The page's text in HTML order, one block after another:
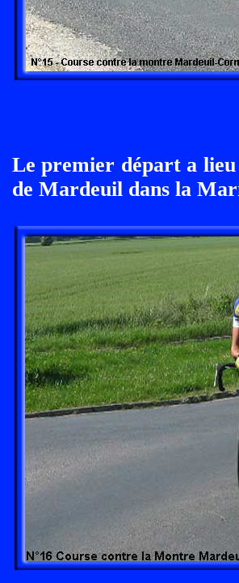
Le premier départ a
de Mardeuil dans la